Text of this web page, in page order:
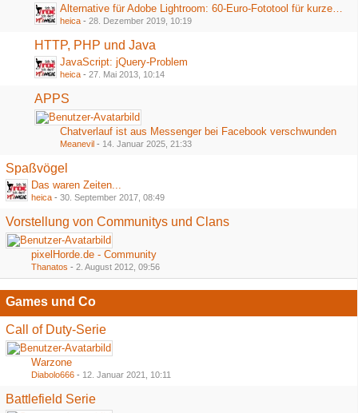
Alternative für Adobe Lightroom: 60-Euro-Fototool für kurze Zeit völlig kostenlos
heica - 28. Dezember 2019, 10:19
HTTP, PHP und Java
JavaScript: jQuery-Problem
heica - 27. Mai 2013, 10:14
APPS
Chatverlauf ist aus Messenger bei Facebook verschwunden
Meanevil - 14. Januar 2025, 21:33
Spaßvögel
Das waren Zeiten...
heica - 30. September 2017, 08:49
Vorstellung von Communitys und Clans
pixelHorde.de - Community
Thanatos - 2. August 2012, 09:56
Games und Co
Call of Duty-Serie
Warzone
Diabolo666 - 12. Januar 2021, 10:11
Battlefield Serie